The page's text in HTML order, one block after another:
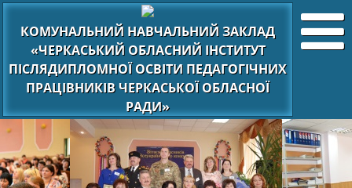
КОМУНАЛЬНИЙ НАВЧАЛЬНИЙ ЗАКЛАД
«ЧЕРКАСЬКИЙ ОБЛАСНИЙ ІНСТИТУТ
ПІСЛЯДИПЛОМНОЇ ОСВІТИ ПЕДАГОГІЧНИХ
ПРАЦІВНИКІВ ЧЕРКАСЬКОЇ ОБЛАСНОЇ
РАДИ»